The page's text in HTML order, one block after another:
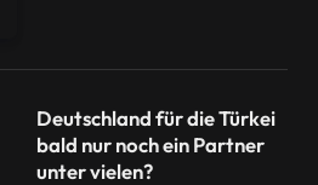
Deutschland für die Türkei
bald nur noch ein Partner
unter vielen?